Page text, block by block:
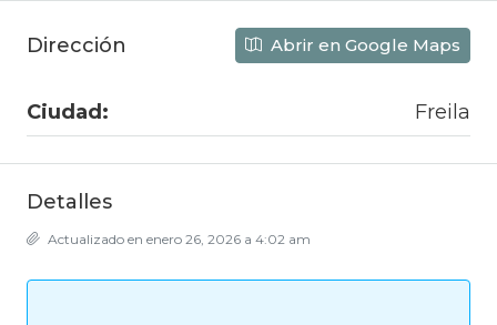
Dirección Abrir en Google Maps
Ciudad: Freila
Detalles
Actualizado en enero 26, 2026 a 4:02 am